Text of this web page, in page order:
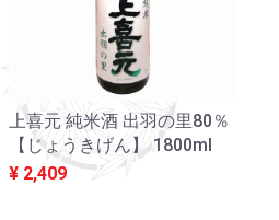
上喜元 純米酒 出羽の里80％
【じょうきげん】 1800ml
¥ 2,409